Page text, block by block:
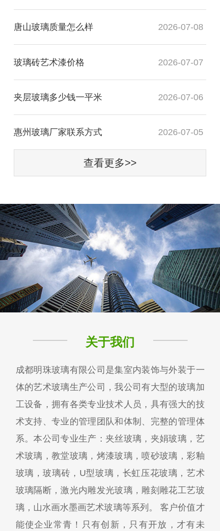
唐山玻璃质量怎么样 2026-07-08
玻璃砖艺术漆价格 2026-07-07
夹层玻璃多少钱一平米 2026-07-06
惠州玻璃厂家联系方式 2026-07-05
查看更多>>
关于我们
成都明珠玻璃有限公司是集室内装饰与外装于一
体的艺术玻璃生产公司，我公司有大型的玻璃加
工设备，拥有各类专业技术人员，具有强大的技
术支持、专业的管理团队和体制、完整的管理体
系。本公司专业生产：夹丝玻璃，夹娟玻璃，艺
术玻璃，教堂玻璃，烤漆玻璃，喷砂玻璃，彩釉
玻璃，玻璃砖，U型玻璃，长虹压花玻璃，艺术
玻璃隔断，激光内雕发光玻璃，雕刻雕花工艺玻
璃，山水画水墨画艺术玻璃等系列。 客户价值才
能使企业常青！只有创新，只有开放，才有未